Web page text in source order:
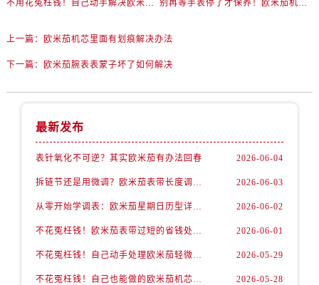
不用花冤枉钱！自己动手解决欧米茄走时不准 别再等手表停了才保养！欧米茄机芯的寿命秘密曝光
上一篇： 欧米茄机芯里面有划痕解决办法
下一篇： 欧米茄腕表表蒙子坏了如何解决
最新发布
表针氧化不可逆？其实欧米茄有办法回春 2026-06-04
拆链节还是用微调？欧米茄表带长度调整全解析 2026-06-03
从零开始学调表：欧米茄星期日历型详细操作演示 2026-06-02
不花冤枉钱！欧米茄表带过短的省钱处理方式 2026-06-01
不花冤枉钱！自己动手处理欧米茄轻微表壳伤 2026-05-29
不花冤枉钱！自己也能做的欧米茄机芯防锈小妙招 2026-05-28